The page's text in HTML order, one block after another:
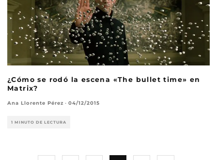
¿Cómo se rodó la escena «The bullet time» en
Matrix?
Ana Llorente Pérez · 04/12/2015
1 MINUTO DE LECTURA